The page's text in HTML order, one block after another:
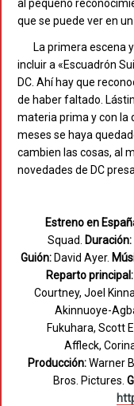
al pequeño
que se puede ver en
La primera escena
incluir a «Escuadrón
DC. Ahí hay que
de haber faltado.
materia prima y con la
meses se haya
cambien las cosas, al
novedades de DC
Estreno en
Squad. Duración:
Guión:David Ayer.
Reparto principal:
Courtney, Joel
Akinnuoye-
Fukuhara, Scott
Affleck,
Producción:Warner
Bros. Pictures.